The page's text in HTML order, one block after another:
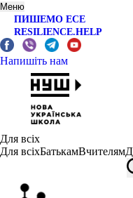
Меню
ПИШЕМО ЕСЕ
RESILIENCE.HELP
Напишіть нам
Для всіх
Для всіхБатькамВчителям